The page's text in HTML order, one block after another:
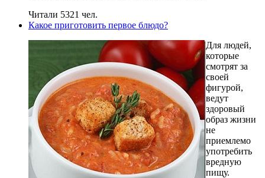
Читали 5321 чел.
Какое приготовить первое блюдо?
Для людей,
которые
смотрят за
своей
фигурой,
ведут
здоровый
образ жизни
не
приемлемо
употребить
вредную
пищу.